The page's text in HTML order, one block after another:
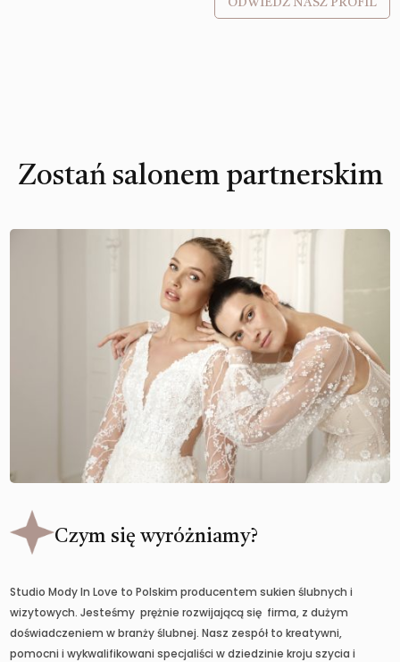
ODWIEDŹ NASZ PROFIL
Zostań salonem partnerskim
Czym się wyróżniamy?
Studio Mody In Love to Polskim producentem sukien ślubnych i
wizytowych. Jesteśmy prężnie rozwijającą się firma, z dużym
doświadczeniem w branży ślubnej. Nasz zespół to kreatywni,
pomocni i wykwalifikowani specjaliści w dziedzinie kroju szycia i